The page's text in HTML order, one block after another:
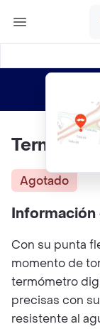
Agotado
Con su punta
momento de
termómetro
precisas con
resistente al